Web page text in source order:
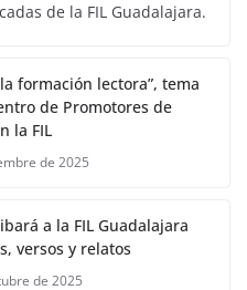
de la FIL Guadalajara.
formación lectora”, tema
de Promotores de
la FIL
de 2025
a la FIL Guadalajara
versos y relatos
de 2025